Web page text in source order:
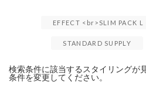
EFFECT <br>SLIM PACK L
STANDARD SUPPLY
検索条件に該当するスタイリングが
条件を変更してください。